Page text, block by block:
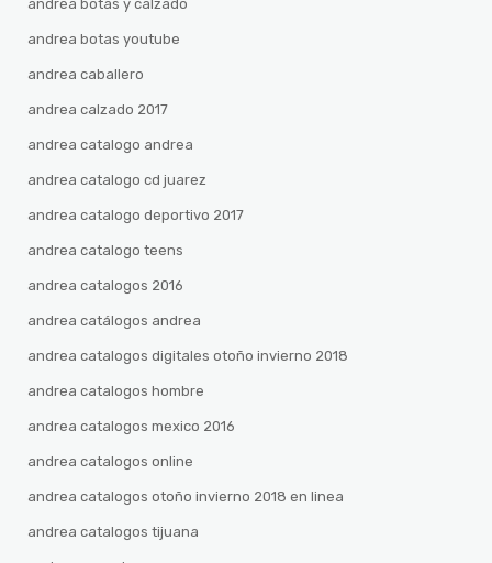
andrea botas y calzado
andrea botas youtube
andrea caballero
andrea calzado 2017
andrea catalogo andrea
andrea catalogo cd juarez
andrea catalogo deportivo 2017
andrea catalogo teens
andrea catalogos 2016
andrea catálogos andrea
andrea catalogos digitales otoño invierno 2018
andrea catalogos hombre
andrea catalogos mexico 2016
andrea catalogos online
andrea catalogos otoño invierno 2018 en linea
andrea catalogos tijuana